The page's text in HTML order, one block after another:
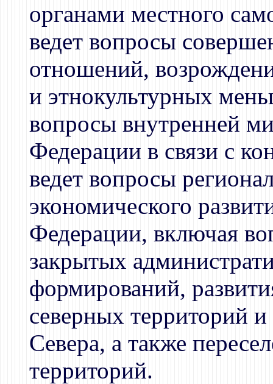
органами местного
ведет вопросы
отношений,
и этнокультурных
вопросы внутренней
Федерации в связи с
ведет вопросы
экономического
Федерации, включая
закрытых
формирований,
северных территорий
Севера, а также
территорий.